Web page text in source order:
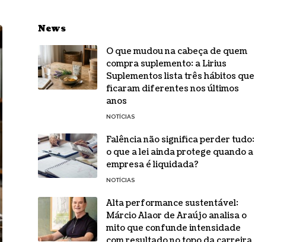
News
O que mudou na cabeça de quem
compra suplemento: a Lirius
Suplementos lista três hábitos que
ficaram diferentes nos últimos
anos
NOTÍCIAS
Falência não significa perder tudo:
o que a lei ainda protege quando a
empresa é liquidada?
NOTÍCIAS
Alta performance sustentável:
Márcio Alaor de Araújo analisa o
mito que confunde intensidade